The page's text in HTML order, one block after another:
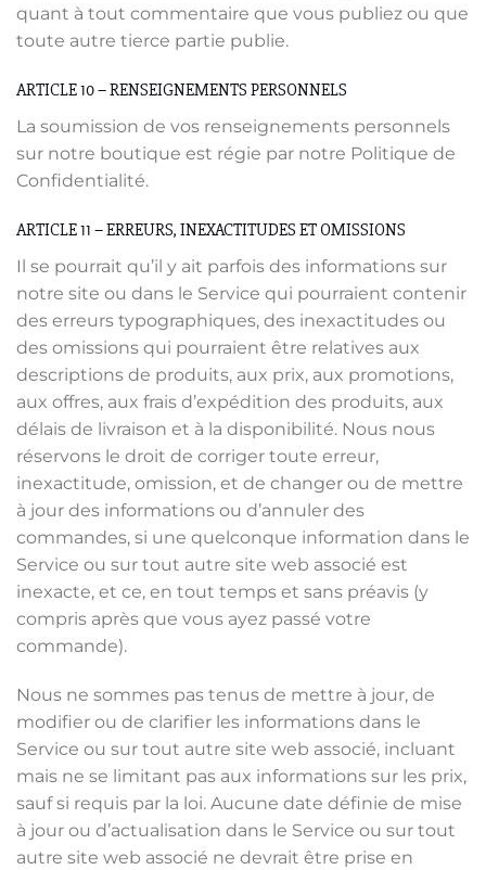
quant à tout commentaire que vous publiez ou que
toute autre tierce partie publie.
ARTICLE 10 – RENSEIGNEMENTS PERSONNELS
La soumission de vos renseignements personnels
sur notre boutique est régie par notre Politique de
Confidentialité.
ARTICLE 11 – ERREURS, INEXACTITUDES ET OMISSIONS
Il se pourrait qu’il y ait parfois des informations sur
notre site ou dans le Service qui pourraient contenir
des erreurs typographiques, des inexactitudes ou
des omissions qui pourraient être relatives aux
descriptions de produits, aux prix, aux promotions,
aux offres, aux frais d’expédition des produits, aux
délais de livraison et à la disponibilité. Nous nous
réservons le droit de corriger toute erreur,
inexactitude, omission, et de changer ou de mettre
à jour des informations ou d’annuler des
commandes, si une quelconque information dans le
Service ou sur tout autre site web associé est
inexacte, et ce, en tout temps et sans préavis (y
compris après que vous ayez passé votre
commande).
Nous ne sommes pas tenus de mettre à jour, de
modifier ou de clarifier les informations dans le
Service ou sur tout autre site web associé, incluant
mais ne se limitant pas aux informations sur les prix,
sauf si requis par la loi. Aucune date définie de mise
à jour ou d’actualisation dans le Service ou sur tout
autre site web associé ne devrait être prise en